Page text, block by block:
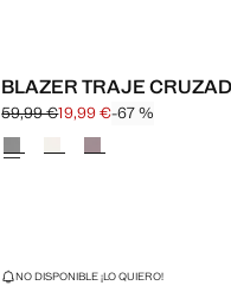
BLAZER TRAJE
Precio inicial tachado [59,99 € ]
59,99 €
Precio actual [19,99 € ]
19,99 €-67 %
Selecciona un color
¡ÚLTIMAS UNIDADES!
NO DISPONIBLE ¡LO QUIERO!